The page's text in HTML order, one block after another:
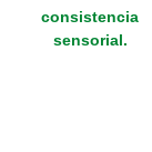
consistencia
sensorial.